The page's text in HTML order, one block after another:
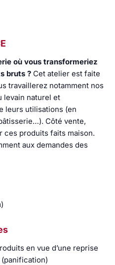
où vous transformeriez
bruts ? Cet atelier est faite
travaillerez notamment nos
levain naturel et
leurs utilisations (en
Côté vente,
ces produits faits maison.
aux demandes des
en vue d’une reprise